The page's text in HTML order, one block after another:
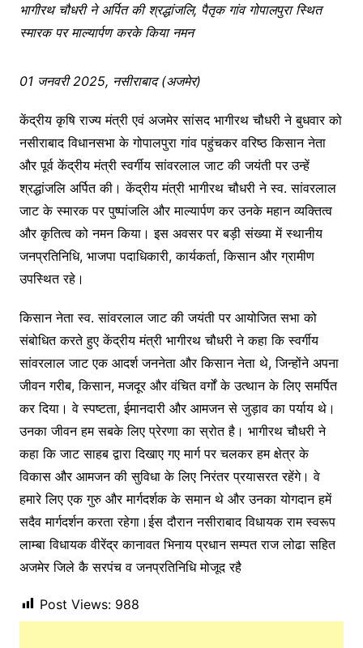
भागीरथ चौधरी ने अर्पित की श्रद्धांजलि, पैतृक गांव गोपालपुरा स्थित
स्मारक पर माल्यार्पण करके किया नमन
01 जनवरी 2025, नसीराबाद (अजमेर)
केंद्रीय कृषि राज्य मंत्री एवं अजमेर सांसद भागीरथ चौधरी ने बुधवार को
नसीराबाद विधानसभा के गोपालपुरा गांव पहुंचकर वरिष्ठ किसान नेता
और पूर्व केंद्रीय मंत्री स्वर्गीय सांवरलाल जाट की जयंती पर उन्हें
श्रद्धांजलि अर्पित की। केंद्रीय मंत्री भागीरथ चौधरी ने स्व. सांवरलाल
जाट के स्मारक पर पुष्पांजलि और माल्यार्पण कर उनके महान व्यक्तित्व
और कृतित्व को नमन किया। इस अवसर पर बड़ी संख्या में स्थानीय
जनप्रतिनिधि, भाजपा पदाधिकारी, कार्यकर्ता, किसान और ग्रामीण
उपस्थित रहे।
किसान नेता स्व. सांवरलाल जाट की जयंती पर आयोजित सभा को
संबोधित करते हुए केंद्रीय मंत्री भागीरथ चौधरी ने कहा कि स्वर्गीय
सांवरलाल जाट एक आदर्श जननेता और किसान नेता थे, जिन्होंने अपना
जीवन गरीब, किसान, मजदूर और वंचित वर्गों के उत्थान के लिए समर्पित
कर दिया। वे स्पष्टता, ईमानदारी और आमजन से जुड़ाव का पर्याय थे।
उनका जीवन हम सबके लिए प्रेरणा का स्रोत है। भागीरथ चौधरी ने
कहा कि जाट साहब द्वारा दिखाए गए मार्ग पर चलकर हम क्षेत्र के
विकास और आमजन की सुविधा के लिए निरंतर प्रयासरत रहेंगे। वे
हमारे लिए एक गुरु और मार्गदर्शक के समान थे और उनका योगदान हमें
सदैव मार्गदर्शन करता रहेगा।ईस दौरान नसीराबाद विधायक राम स्वरूप
लाम्बा विधायक वीरेंद्र कानावत भिनाय प्रधान सम्पत राज लोढा सहित
अजमेर जिले कै सरपंच व जनप्रतिनिधि मोजूद रहै
Post Views: 988